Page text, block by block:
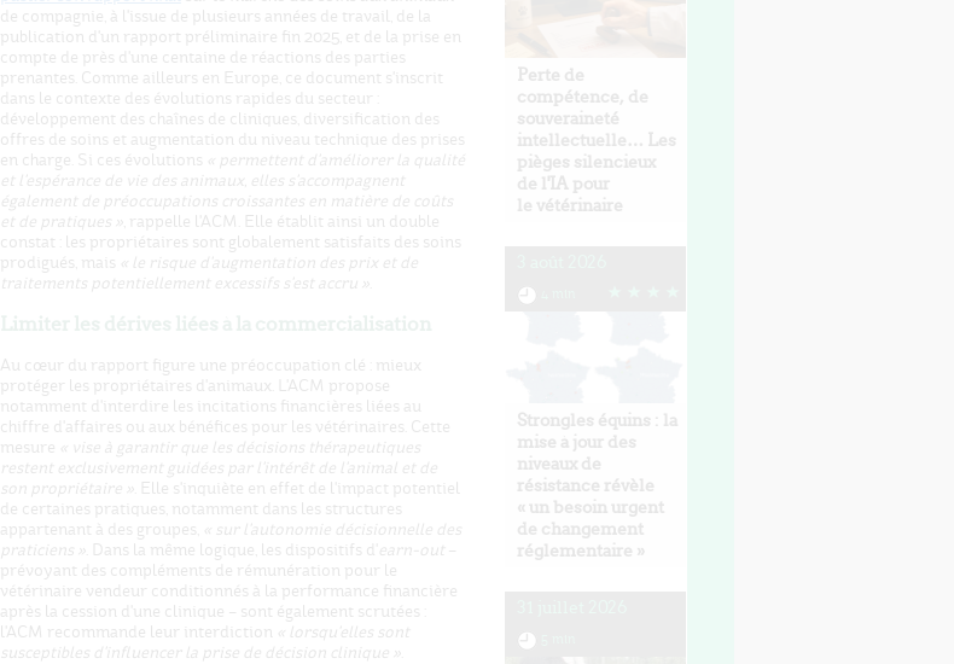
de compagnie, à l'issue de plusieurs années de travail, de la
publication d'un rapport préliminaire fin 2025, et de la prise en
compte de près d'une centaine de réactions des parties
prenantes. Comme ailleurs en Europe, ce document s'inscrit
dans le contexte des évolutions rapides du secteur :
développement des chaînes de cliniques, diversification des
offres de soins et augmentation du niveau technique des prises
en charge. Si ces évolutions
« permettent d'améliorer la qualité
et l'espérance de vie des animaux, elles s'accompagnent
également de préoccupations croissantes en matière de coûts
et de pratiques », rappelle l'ACM. Elle établit ainsi un double
constat : les propriétaires sont globalement satisfaits des soins
prodigués, mais
« le risque d'augmentation des prix et de
traitements potentiellement excessifs s'est accru ».
Au cœur du rapport figure une préoccupation clé : mieux
protéger les propriétaires d'animaux. L'ACM propose
notamment d'interdire les incitations financières liées au
chiffre d'affaires ou aux bénéfices pour les vétérinaires. Cette
mesure
« vise à garantir que les décisions thérapeutiques
restent exclusivement guidées par l'intérêt de l'animal et de
son propriétaire ». Elle s'inquiète en effet de l'impact potentiel
de certaines pratiques, notamment dans les structures
appartenant à des groupes,
« sur l'autonomie décisionnelle des
praticiens ». Dans la même logique, les dispositifs d' earn-out –
prévoyant des compléments de rémunération pour le
vétérinaire vendeur conditionnés à la performance financière
après la cession d'une clinique – sont également scrutées :
l'ACM recommande leur interdiction
« lorsqu'elles sont
susceptibles d'influencer la prise de décision clinique ».
Perte de
compétence, de
souveraineté
intellectuelle… Les
pièges silencieux
de l'IA pour
le vétérinaire
Strongles équins : la
mise à jour des
niveaux de
résistance révèle
« un besoin urgent
de changement
réglementaire »